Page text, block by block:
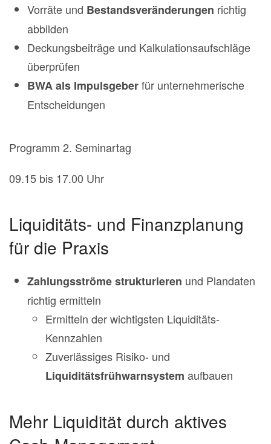
Vorräte und Bestandsveränderungen richtig
abbilden
Deckungsbeiträge und Kalkulationsaufschläge
überprüfen
BWA als Impulsgeberfür unternehmerische
Entscheidungen
Programm 2. Seminartag
09.15 bis 17.00 Uhr
Liquiditäts- und Finanzplanung
für die Praxis
Zahlungsströme strukturieren und Plandaten
richtig ermitteln
Ermitteln der wichtigsten Liquiditäts-
Kennzahlen
Zuverlässiges Risiko- und
Liquiditätsfrühwarnsystem aufbauen
Mehr Liquidität durch aktives